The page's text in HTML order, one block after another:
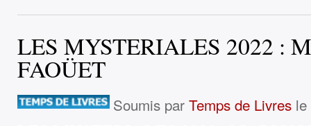
LES MYSTERIALES 2022 :
FAOÜET
Soumis parTemps de Livres